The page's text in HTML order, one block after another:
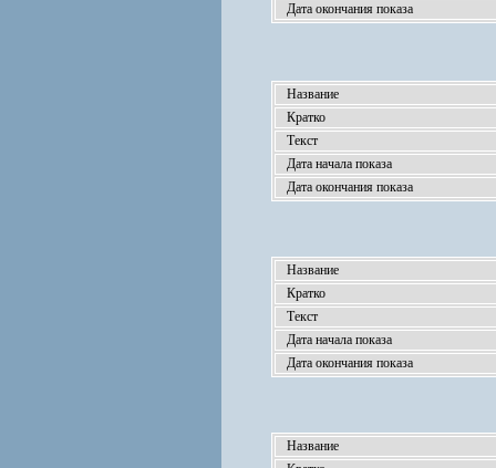
Дата окончания показа
Название
Кратко
Текст
Дата начала показа
Дата окончания показа
Название
Кратко
Текст
Дата начала показа
Дата окончания показа
Название